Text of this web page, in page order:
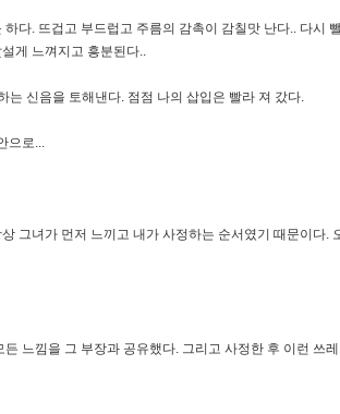
다. 뜨겁고 부드럽고 주름의 감촉이 감칠맛 난다.. 다
게 느껴지고 흥분된다..
는 신음을 토해낸다. 점점 나의 삽입은 빨라 져 갔다.
으로...
그녀가 먼저 느끼고 내가 사정하는 순서였기 때문이
느낌을 그 부장과 공유했다. 그리고 사정한 후 이런 쓰